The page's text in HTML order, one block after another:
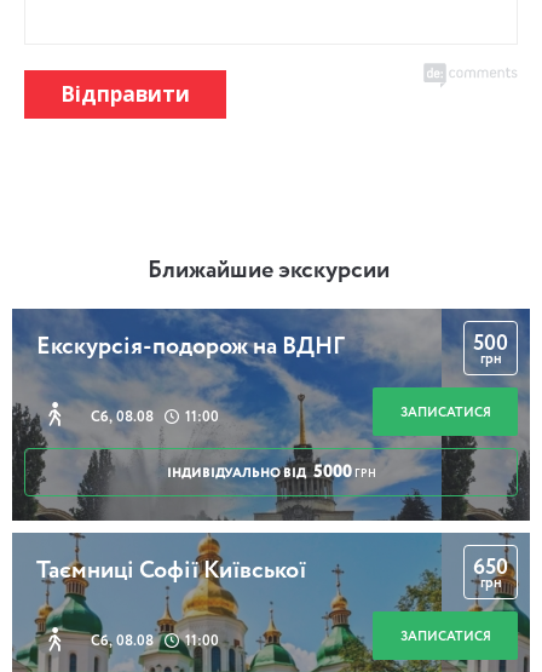
Відправити
Ближайшие экскурсии
Екскурсія-подорож на ВДНГ
Сб, 08.08 11:00
500
грн
ЗАПИСАТИСЯ
ІНДИВІДУАЛЬНО ВІД 5000 ГРН
Таємниці Софії Київської
Сб, 08.08 11:00
650
грн
ЗАПИСАТИСЯ